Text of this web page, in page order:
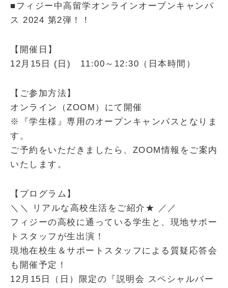
■フィジー中高留学オンラインオープンキャンパ
ス 2024 第2弾！！
【開催日】
12月15日 (日) 11:00～12:30（日本時間）
【ご参加方法】
オンライン（ZOOM）にて開催
※『学生様』専用のオープンキャンパスとなりま
す。
ご予約をいただきましたら、ZOOM情報をご案内
いたします。
【プログラム】
＼＼ リアルな高校生活をご紹介★ ／／
フィジーの高校に通っている学生と、現地サポー
トスタッフが生出演！
現地在校生＆サポートスタッフによる質疑応答会
も開催予定！
12月15日（日）限定の『説明会 スペシャルバー